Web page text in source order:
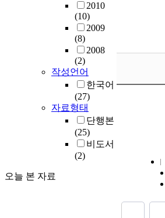
2010
(10)
2009
(8)
2008
(2)
작성언어
한국어
(27)
자료형태
단행본
(25)
비도서
(2)
오늘 본 자료